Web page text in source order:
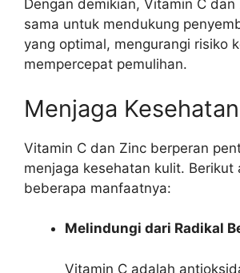
Dengan demikian, Vitamin C dan
sama untuk mendukung
yang optimal, mengurangi risiko
mempercepat pemulihan.
Menjaga
Vitamin C dan Zinc berperan
menjaga kesehatan kulit. Berikut
beberapa manfaatnya:
Melindungi dari Radikal
Vitamin C adalah